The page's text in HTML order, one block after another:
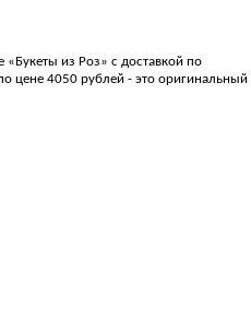
из Роз» с доставкой по
цене 4050 рублей - это оригинальный